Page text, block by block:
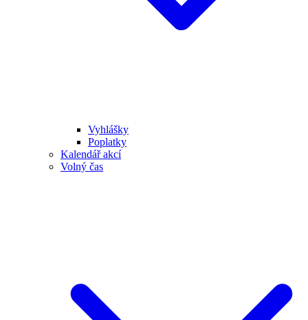
Vyhlášky
Poplatky
Kalendář akcí
Volný čas